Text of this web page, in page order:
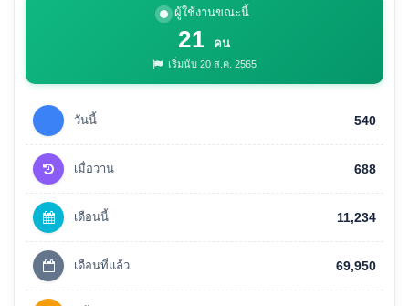
ผู้ใช้งานขณะนี้
21 คน
เริ่มนับ 20 ส.ค. 2565
วันนี้ 540
เมื่อวาน 688
เดือนนี้ 11,234
เดือนที่แล้ว 69,950